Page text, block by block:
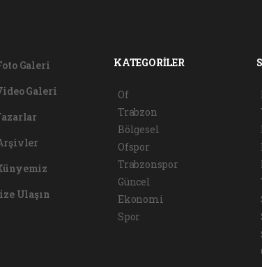
Galeri
Galeri
Ulaşın
KATEGORİLER
Of
Trabzon
Bölgesel
Ofspor
Trabzonspor
Güncel
Ekonomi
Spor